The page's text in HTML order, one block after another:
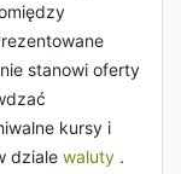
stanowi oferty
kursy i
dziale waluty .